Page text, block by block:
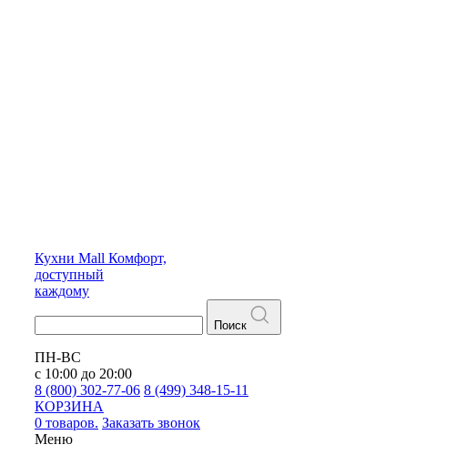
Кухни Mall Комфорт,
доступный
каждому
Поиск
ПН-ВС
с 10:00 до 20:00
8 (800) 302-77-06 8 (499) 348-15-11
КОРЗИНА
0 товаров. Заказать звонок
Меню